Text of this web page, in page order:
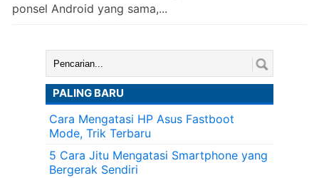
ponsel Android yang sama,...
Cari:
PALING BARU
Cara Mengatasi HP Asus Fastboot
Mode, Trik Terbaru
5 Cara Jitu Mengatasi Smartphone yang
Bergerak Sendiri